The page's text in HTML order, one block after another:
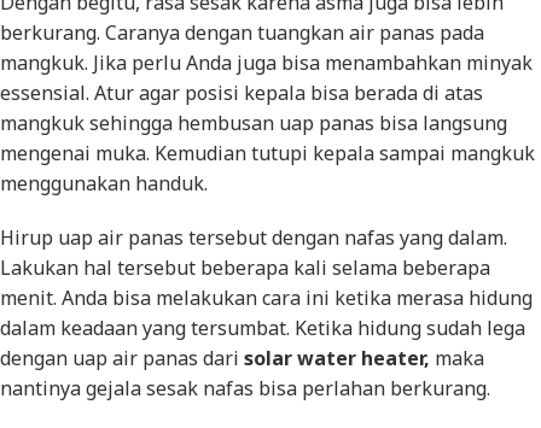
berkurang. Caranya dengan tuangkan air panas pada
mangkuk. Jika perlu Anda juga bisa menambahkan minyak
essensial. Atur agar posisi kepala bisa berada di atas
mangkuk sehingga hembusan uap panas bisa langsung
mengenai muka. Kemudian tutupi kepala sampai mangkuk
menggunakan handuk.
Hirup uap air panas tersebut dengan nafas yang dalam.
Lakukan hal tersebut beberapa kali selama beberapa
menit. Anda bisa melakukan cara ini ketika merasa hidung
dalam keadaan yang tersumbat. Ketika hidung sudah lega
dengan uap air panas dari solar water heater, maka
nantinya gejala sesak nafas bisa perlahan berkurang.